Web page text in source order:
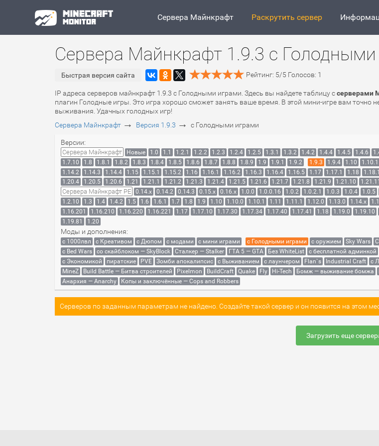
Сервера Майнкрафт Раскрутить сервер
Сервера Майнкрафт 1.9.3 с
Быстрая версия сайта Рейтинг: 5/5 Голосов: 1
IP адреса серверов майнкрафт 1.9.3 с Голодными играми. Здесь вы найдете таблицу ссерверами
плагин Голодные игры. Это игра хорошо сможет занять ваше время. В этой мини-игре вам точно
выживания. Удачных голодных игр!
Сервера Майнкрафт → Версия 1.9.3 → с Голодными играми
Версии:
Сервера Майнкрафт Новые 1.0 1.1 1.2.1 1.2.2 1.2.3 1.2.4 1.2.5 1.3.1 1.3.2 1.4.2 1.4.4 1.4.5 1.4.6
1.7.10
1.8 1.8.1 1.8.2 1.8.3 1.8.4 1.8.5 1.8.6 1.8.7 1.8.8 1.8.9 1.9 1.9.1 1.9.2 1.9.3 1.9.4 1.10 1.10.1
1.14.2
1.14.3 1.14.4 1.15 1.15.1 1.15.2 1.16 1.16.1 1.16.2 1.16.3 1.16.4 1.16.5 1.17 1.17.1 1.18 1.18.1
1.20.4
1.20.5 1.20.6 1.21 1.21.1 1.21.2 1.21.3 1.21.4 1.21.5 1.21.6 1.21.7 1.21.8 1.21.9 1.21.10 1.21.11
Сервера Майнкрафт PE 0.14.x 0.14.2 0.14.3 0.15.x 0.16.x 1.0.0 1.0.0.16 1.0.2 1.0.2.1 1.0.3 1.0.4 1.0.5
1.2.10
1.3 1.4 1.4.2 1.5 1.6 1.6.1 1.7 1.8 1.9 1.10 1.10.0 1.10.1 1.11 1.11.1 1.12.0 1.13.0 1.14.x
1.16.201
1.16.210 1.16.220 1.16.221 1.17 1.17.10 1.17.30 1.17.34 1.17.40 1.17.41 1.18 1.19.0 1.19.10
1.19.81
1.20
Моды и дополнения:
с 1000лвл c Креативом с Дюпом с модами с мини играми с Голодными играми с оружием Sky Wars
с Bed Wars
со скайблоком — SkyBlock Сталкер — Stalker ГТА 5 — GTA Без WhiteList с бесплатной админкой
с Экономикой
пиратские PVE Зомби апокалипсис с Выживанием с лаунчером Flan`s Industrial Craft с
MineZ
Build Battle — Битва строителей Pixelmon BuildCraft Quake Fly Hi-Tech Бомж — выживание бомжа
Анархия — Anarchy
Копы и заключённые — Cops and Robbers
Серверов по заданным параметрам не найдено. Создайте такой сервер и он появится на этом
Загрузить еще